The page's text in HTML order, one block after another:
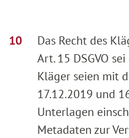
Das Recht des
Art. 15 DSGVO
Kläger seien mit
17.12.2019 und
Unterlagen
Metadaten zur